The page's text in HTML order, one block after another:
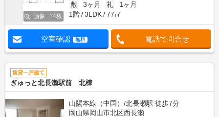
画像 : 14枚
敷
3ヶ月 礼
1ヶ月
1階
3LDK 77㎡
空室確認 無料 電話で問合せ
賃貸一戸建て
ぎゅっと北長瀬駅前 北棟
山陽本線（中国）/北長瀬駅 徒歩7分
岡山県岡山市北区西長瀬